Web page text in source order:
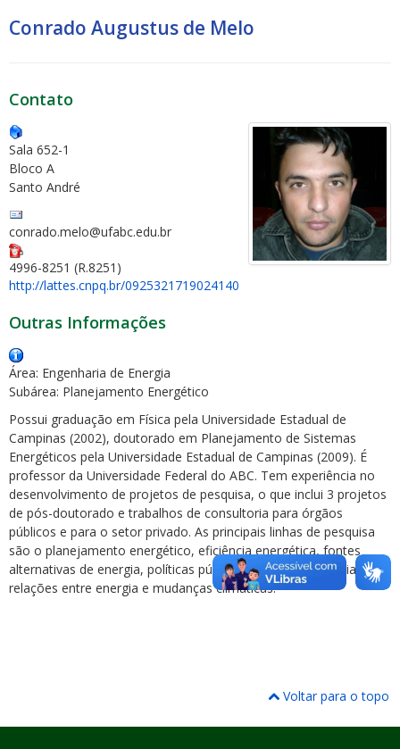
Conrado Augustus de Melo
Contato
Sala 652-1
Bloco A
Santo André
conrado.melo@ufabc.edu.br
4996-8251 (R.8251)
http://lattes.cnpq.br/0925321719024140
Outras Informações
Área: Engenharia de Energia
Subárea: Planejamento Energético
Possui graduação em Física pela Universidade Estadual de
Campinas (2002), doutorado em Planejamento de Sistemas
Energéticos pela Universidade Estadual de Campinas (2009). É
professor da Universidade Federal do ABC. Tem experiência no
desenvolvimento de projetos de pesquisa, o que inclui 3 projetos
de pós-doutorado e trabalhos de consultoria para órgãos
públicos e para o setor privado. As principais linhas de pesquisa
são o planejamento energético, eficiência energética, fontes
alternativas de energia, políticas públicas na área de energia e
relações entre energia e mudanças climáticas.
Voltar para o topo